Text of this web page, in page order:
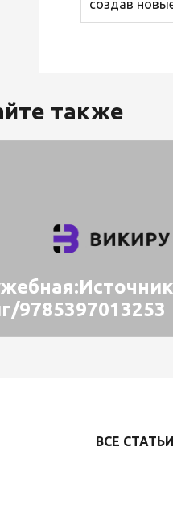
создав
также
9785397013253
ВСЕ СТАТЬИ